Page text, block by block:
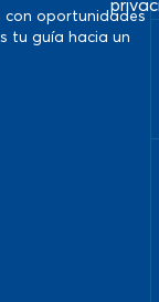
con oportunidades
tu guía hacia un